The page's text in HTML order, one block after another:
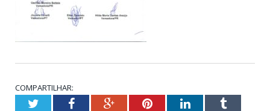
COMPARTILHAR:
TwitterFacebookGoogle+PinterestLinkedInTumblr